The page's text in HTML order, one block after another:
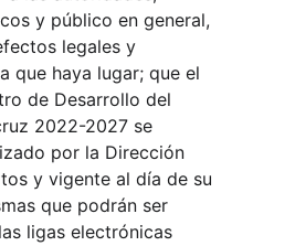
y público en general,
legales y
que haya lugar; que el
de Desarrollo del
2022-2027 se
por la Dirección
y vigente al día de su
que podrán ser
ligas electrónicas